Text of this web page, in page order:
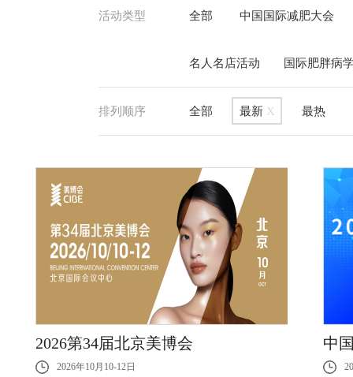
活动类型 全部 中国国际减肥大会
名人名店活动 国际肥胖病
排列顺序 全部 最新 X 最热
2026第34届北京美博会
2026年10月10-12日
中